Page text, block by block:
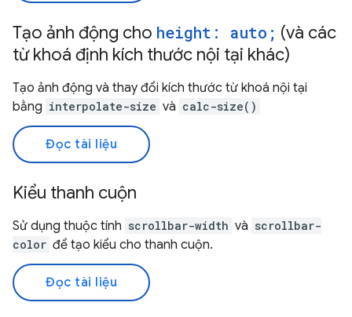
Tạo ảnh động cho height: auto; (và các
từ khoá định kích thước nội tại khác)
Tạo ảnh động và thay đổi kích thước từ khoá nội tại
bằng interpolate-size và calc-size()
Đọc tài liệu
Kiểu thanh cuộn
Sử dụng thuộc tính scrollbar-width và scrollbar-
color để tạo kiểu cho thanh cuộn.
Đọc tài liệu